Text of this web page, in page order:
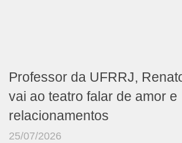
Professor da UFRRJ,
vai ao teatro falar de amor e
relacionamentos
25/07/2026